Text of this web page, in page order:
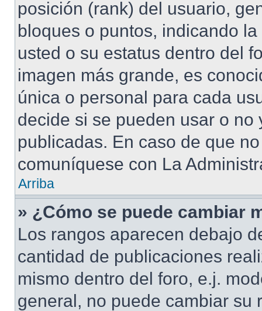
posición (rank) del usuario,
bloques o puntos, indicando
usted o su estatus dentro del
imagen más grande, es
única o personal para cada
decide si se pueden usar o
publicadas. En caso de que
comuníquese con La
Arriba
» ¿Cómo se puede cambiar
Los rangos aparecen debajo
cantidad de publicaciones
mismo dentro del foro, e.j.
general, no puede cambiar su